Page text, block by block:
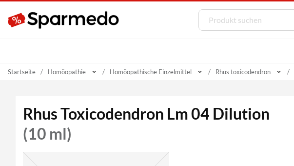
Startseite Homöopathie Homöopathische Einzelmittel Rhus toxicodendron
Rhus Toxicodendron Lm 04 Dilution
(10 ml)